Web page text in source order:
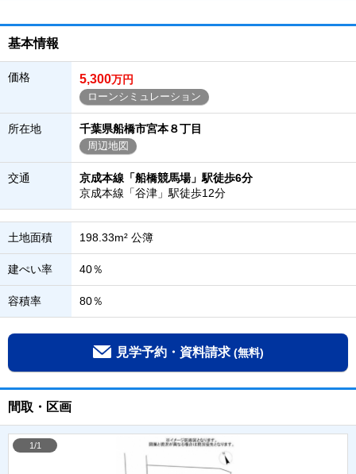
基本情報
価格 5,300万円
ローンシミュレーション
所在地 千葉県船橋市宮本８丁目
周辺地図
交通
京成本線「船橋競馬場」駅徒歩6分
京成本線「谷津」駅徒歩12分
土地面積 198.33m² 公簿
建ぺい率 40％
容積率 80％
見学予約・資料請求 (無料)
間取・区画
1/1